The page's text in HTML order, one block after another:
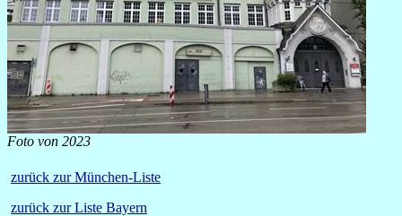
Foto von 2023
zurück zur München-Liste
zurück zur Liste Bayern